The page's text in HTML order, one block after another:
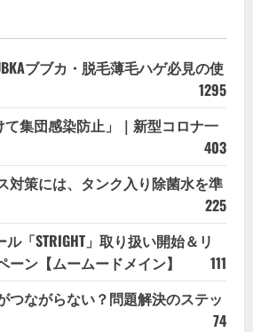
ブブカ・脱毛薄毛ハゲ必見の使
1295
て集団感染防止」｜新型コロナ一
403
対策には、タンク入り除菌水を準
225
「STRIGHT」取り扱い開始＆リ
ーン【ムームードメイン】
111
つながらない？問題解決のステッ
74